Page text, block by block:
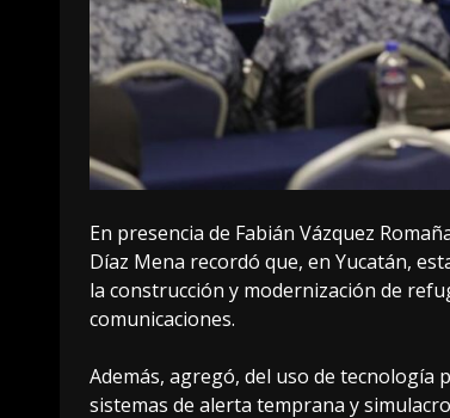
En presencia de Fabián Vázquez
Díaz Mena recordó que, en Yucatán,
la construcción y modernización de
comunicaciones.
Además, agregó, del uso de tecnología
sistemas de alerta temprana y